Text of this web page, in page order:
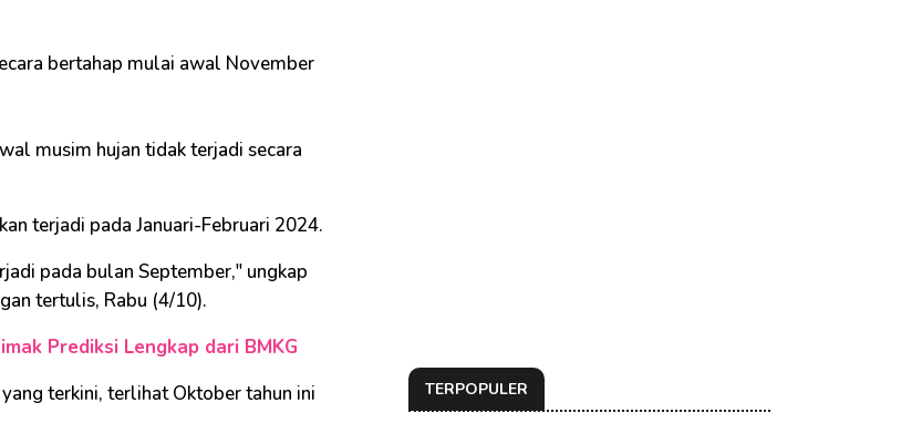
bertahap mulai awal November
musim hujan tidak terjadi secara
terjadi pada Januari-Februari 2024.
pada bulan September," ungkap
tertulis, Rabu (4/10).
Prediksi Lengkap dari BMKG
terkini, terlihat Oktober tahun ini
TERPOPULER